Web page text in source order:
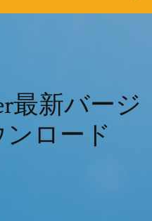
最新バージ
ロード